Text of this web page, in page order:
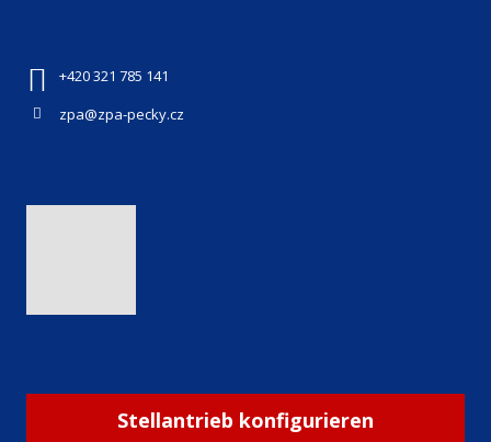
+420 321 785 141
zpa@zpa-pecky.cz
Stellantrieb konfigurieren